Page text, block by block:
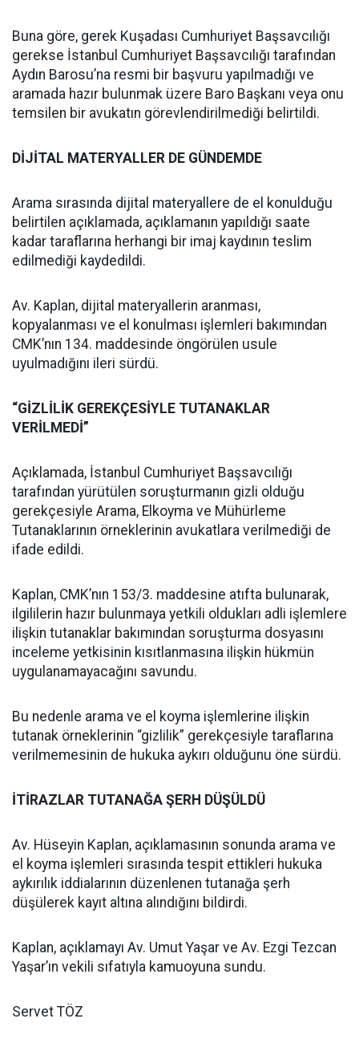
Buna göre, gerek Kuşadası Cumhuriyet Başsavcılığı
gerekse İstanbul Cumhuriyet Başsavcılığı tarafından
Aydın Barosu’na resmi bir başvuru yapılmadığı ve
aramada hazır bulunmak üzere Baro Başkanı veya onu
temsilen bir avukatın görevlendirilmediği belirtildi.
DİJİTAL MATERYALLER DE GÜNDEMDE
Arama sırasında dijital materyallere de el konulduğu
belirtilen açıklamada, açıklamanın yapıldığı saate
kadar taraflarına herhangi bir imaj kaydının teslim
edilmediği kaydedildi.
Av. Kaplan, dijital materyallerin aranması,
kopyalanması ve el konulması işlemleri bakımından
CMK’nın 134. maddesinde öngörülen usule
uyulmadığını ileri sürdü.
“GİZLİLİK GEREKÇESİYLE TUTANAKLAR
VERİLMEDİ”
Açıklamada, İstanbul Cumhuriyet Başsavcılığı
tarafından yürütülen soruşturmanın gizli olduğu
gerekçesiyle Arama, Elkoyma ve Mühürleme
Tutanaklarının örneklerinin avukatlara verilmediği de
ifade edildi.
Kaplan, CMK’nın 153/3. maddesine atıfta bulunarak,
ilgililerin hazır bulunmaya yetkili oldukları adli işlemlere
ilişkin tutanaklar bakımından soruşturma dosyasını
inceleme yetkisinin kısıtlanmasına ilişkin hükmün
uygulanamayacağını savundu.
Bu nedenle arama ve el koyma işlemlerine ilişkin
tutanak örneklerinin “gizlilik” gerekçesiyle taraflarına
verilmemesinin de hukuka aykırı olduğunu öne sürdü.
İTİRAZLAR TUTANAĞA ŞERH DÜŞÜLDÜ
Av. Hüseyin Kaplan, açıklamasının sonunda arama ve
el koyma işlemleri sırasında tespit ettikleri hukuka
aykırılık iddialarının düzenlenen tutanağa şerh
düşülerek kayıt altına alındığını bildirdi.
Kaplan, açıklamayı Av. Umut Yaşar ve Av. Ezgi Tezcan
Yaşar’ın vekili sıfatıyla kamuoyuna sundu.
Servet TÖZ